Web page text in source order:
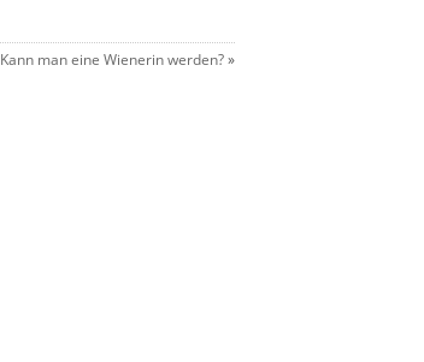
Kann man eine Wienerin werden?»